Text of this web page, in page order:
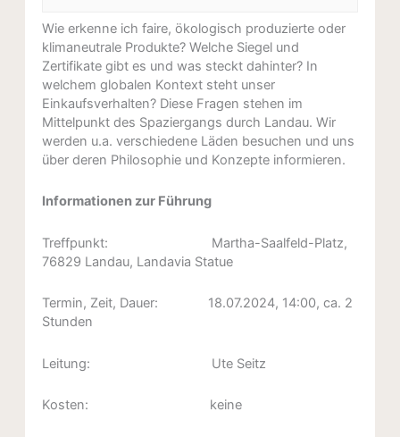
Wie erkenne ich faire, ökologisch produzierte oder
klimaneutrale Produkte? Welche Siegel und
Zertifikate gibt es und was steckt dahinter? In
welchem globalen Kontext steht unser
Einkaufsverhalten? Diese Fragen stehen im
Mittelpunkt des Spaziergangs durch Landau. Wir
werden u.a. verschiedene Läden besuchen und uns
über deren Philosophie und Konzepte informieren.
Informationen zur Führung
Treffpunkt: Martha-Saalfeld-Platz,
76829 Landau, Landavia Statue
Termin, Zeit, Dauer: 18.07.2024, 14:00, ca. 2
Stunden
Leitung: Ute Seitz
Kosten: keine